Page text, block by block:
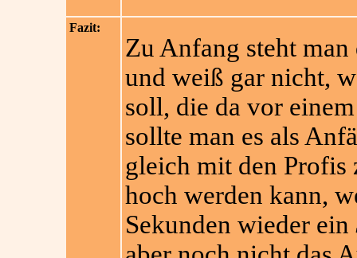
Fazit:
Zu Anfang steht
und weiß gar nicht,
soll, die da vor
sollte man es als
gleich mit den Profis
hoch werden kann,
Sekunden wieder ein